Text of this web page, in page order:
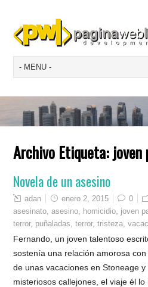
Archivo Etiqueta: joven
Novela de un asesino
adan enero 2, 2015 0
asesinato ,asesino homicidio joven
terror, puñaladas ,terror,tristeza ,
Fernando, un joven talentoso
sostenía una relación amorosa
de unas vacaciones en Stoneage
misteriosos callejones, el viaje él